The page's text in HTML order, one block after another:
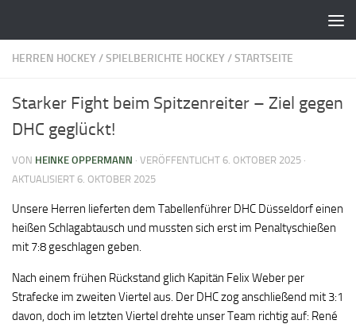
HERREN HOCKEY/SPIELBERICHTE HOCKEY/STARTSEITE
Starker Fight beim Spitzenreiter – Ziel gegen
DHC geglückt!
VON HEINKE OPPERMANN · VERÖFFENTLICHT 6. OKTOBER 2025 ·
AKTUALISIERT 6. OKTOBER 2025
Unsere Herren lieferten dem Tabellenführer DHC Düsseldorf einen
heißen Schlagabtausch und mussten sich erst im Penaltyschießen
mit 7:8 geschlagen geben.
Nach einem frühen Rückstand glich Kapitän Felix Weber per
Strafecke im zweiten Viertel aus. Der DHC zog anschließend mit 3:1
davon, doch im letzten Viertel drehte unser Team richtig auf: René